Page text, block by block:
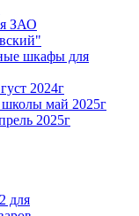
ЗАО
шкафы для
2024г
май 2025г
2025г
для